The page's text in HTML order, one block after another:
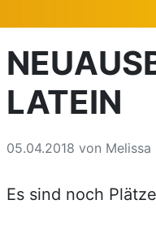
LATEIN
05.04.2018 von Melissa
Es sind noch